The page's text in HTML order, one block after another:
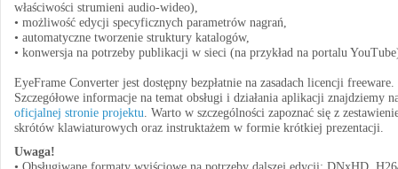
właściwości strumieni audio-wideo),
• możliwość edycji specyficznych parametrów nagrań,
• automatyczne tworzenie struktury katalogów,
• konwersja na potrzeby publikacji w sieci (na przykład na portalu
EyeFrame Converter jest dostępny bezpłatnie na zasadach licencji freeware.
Szczegółowe informacje na temat obsługi i działania aplikacji znajdziemy
oficjalnej stronie projektu. Warto w szczególności zapoznać się z
skrótów klawiaturowych oraz instruktażem w formie krótkiej prezentacji.
Uwaga!